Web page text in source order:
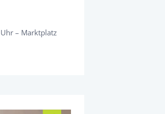
– Marktplatz